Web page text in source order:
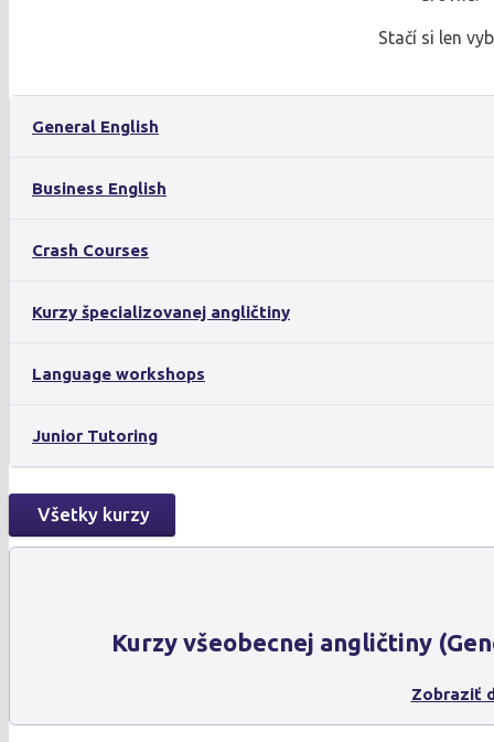
Stačí si len
General English
Business English
Crash Courses
Kurzy špecializovanej angličtiny
Language workshops
Junior Tutoring
Všetky kurzy
Kurzy všeobecnej angličtiny
Zobraziť